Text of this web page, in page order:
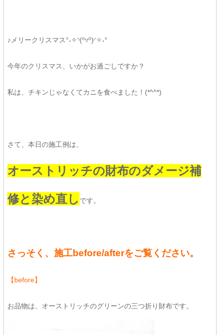
♪メリークリスマス°˖✧◝(⁰▿⁰)◜✧˖°
今年のクリスマス、いかがお過ごしですか？
私は、チキンじゃなくてカニを食べました！(*^^*)
さて、本日の施工例は、
オーストリッチの財布のダメージ補
修と染め直し です。
さっそく、施工before/afterをご覧ください。
【before】
お品物は、オーストリッチのグリーンの三つ折り財布です。